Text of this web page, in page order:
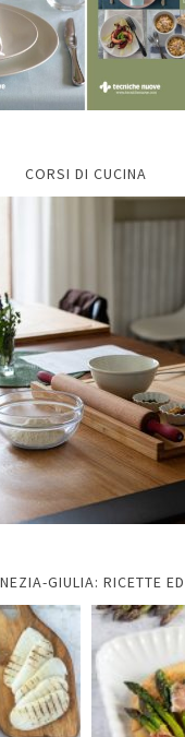
CORSI DI CUCINA
GIULIA: RICETTE